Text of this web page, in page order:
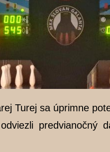
Turej sa úprimne
predvianočný